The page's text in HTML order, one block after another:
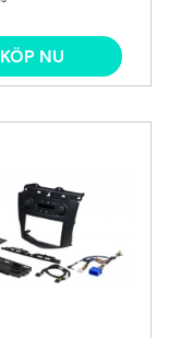
KÖP NU